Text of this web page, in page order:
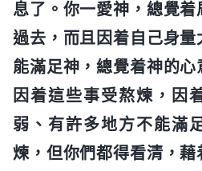
息了。你一愛神，總覺
過去，而且因着自己身
能滿足神，總覺着神的心
因着這些事受熬煉，因
弱、有許多地方不能滿
煉，但你們都得看清，藉